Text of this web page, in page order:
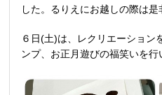
した。るりえにお越しの際は是
６日(土)は、レクリエーション
ンプ、お正月遊びの福笑いを行